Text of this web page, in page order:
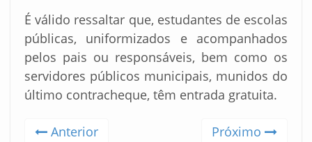
É válido ressaltar que, estudantes de escolas
públicas, uniformizados e acompanhados
pelos pais ou responsáveis, bem como os
servidores públicos municipais, munidos do
último contracheque, têm entrada gratuita.
Anterior Próximo